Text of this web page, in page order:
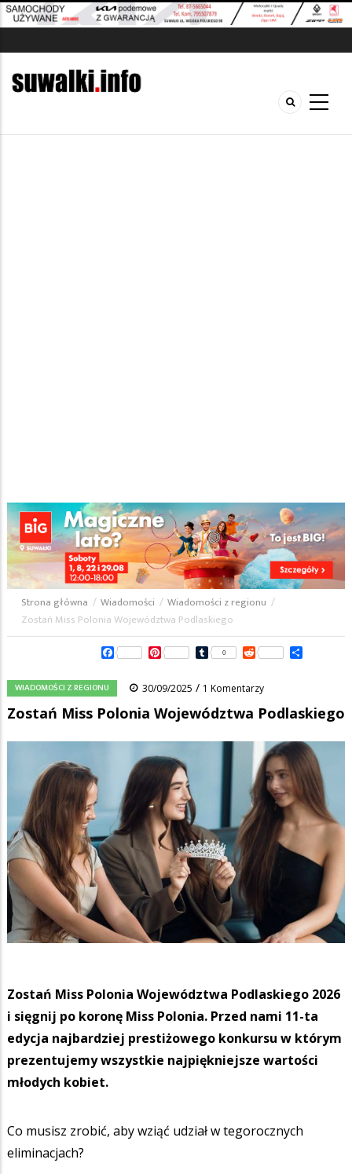
Ścieżka
nawigacyjna
Strona główna / Wiadomości / Wiadomości z regionu /
Zostań Miss Polonia Województwa Podlaskiego
FacebookPinterestTumblr
0 Reddit
WIADOMOŚCI Z REGIONU 30/09/2025 / 1 Komentarzy
Zostań Miss Polonia Województwa Podlaskiego
Zostań Miss Polonia Województwa Podlaskiego 2026
i sięgnij po koronę Miss Polonia. Przed nami 11-ta
edycja najbardziej prestiżowego konkursu w którym
prezentujemy wszystkie najpiękniejsze wartości
młodych kobiet.
Co musisz zrobić, aby wziąć udział w tegorocznych
eliminacjach?